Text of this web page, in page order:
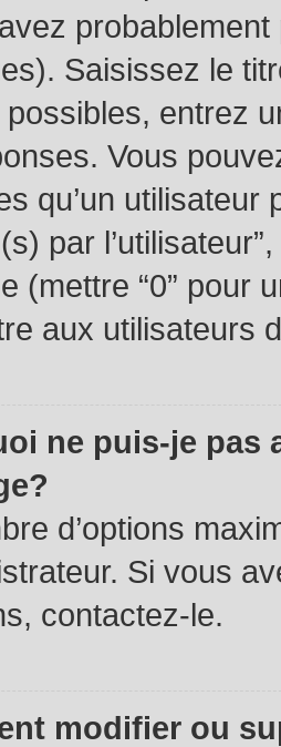
Saisissez le
entrez
Vous
qu’un
par
(mettre “0” pour
aux utilisateurs
ne puis-je pas
d’options
Si vous
contactez-le.
modifier ou